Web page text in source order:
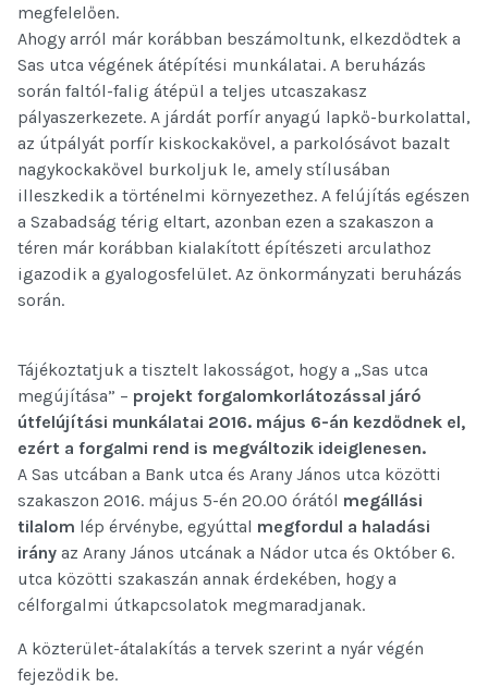
megfelelően.
Ahogy arról már korábban beszámoltunk, elkezdődtek a
Sas utca végének átépítési munkálatai. A beruházás
során faltól-falig átépül a teljes utcaszakasz
pályaszerkezete. A járdát porfír anyagú lapkő-burkolattal,
az útpályát porfír kiskockakővel, a parkolósávot bazalt
nagykockakővel burkoljuk le, amely stílusában
illeszkedik a történelmi környezethez. A felújítás egészen
a Szabadság térig eltart, azonban ezen a szakaszon a
téren már korábban kialakított építészeti arculathoz
igazodik a gyalogosfelület. Az önkormányzati beruházás
során.
Tájékoztatjuk a tisztelt lakosságot, hogy a „Sas utca
megújítása” – projekt forgalomkorlátozással járó
útfelújítási munkálatai 2016. május 6-án kezdődnek el,
ezért a forgalmi rend is megváltozik ideiglenesen.
A Sas utcában a Bank utca és Arany János utca közötti
szakaszon 2016. május 5-én 20.00 órától megállási
tilalom lép érvénybe, egyúttal megfordul a haladási
irány az Arany János utcának a Nádor utca és Október 6.
utca közötti szakaszán annak érdekében, hogy a
célforgalmi útkapcsolatok megmaradjanak.
A közterület-átalakítás a tervek szerint a nyár végén
fejeződik be.